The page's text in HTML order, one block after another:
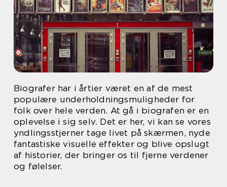
Biografer har i årtier været en af de mest
populære underholdningsmuligheder for
folk over hele verden. At gå i biografen er en
oplevelse i sig selv. Det er her, vi kan se vores
yndlingsstjerner tage livet på skærmen, nyde
fantastiske visuelle effekter og blive opslugt
af historier, der bringer os til fjerne verdener
og følelser.